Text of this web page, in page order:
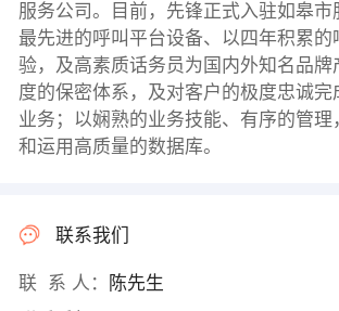
服务公司。目前，先锋正式入驻如皋市
最先进的呼叫平台设备、以四年积累的
验，及高素质话务员为国内外知名品牌
度的保密体系，及对客户的极度忠诚完
业务；以娴熟的业务技能、有序的管理
和运用高质量的数据库。
联系我们
联 系 人：
陈先生